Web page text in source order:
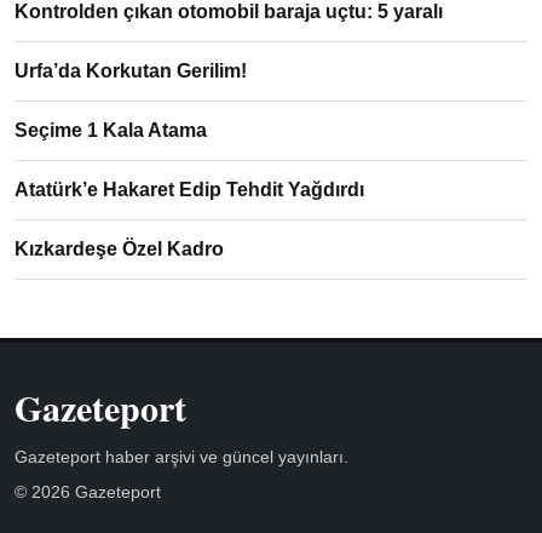
Kontrolden çıkan otomobil baraja uçtu: 5 yaralı
Urfa’da Korkutan Gerilim!
Seçime 1 Kala Atama
Atatürk’e Hakaret Edip Tehdit Yağdırdı
Kızkardeşe Özel Kadro
Gazeteport
Gazeteport haber arşivi ve güncel yayınları.
© 2026 Gazeteport